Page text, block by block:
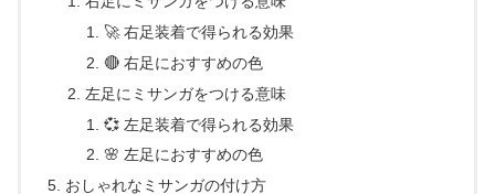
🚀 右足装着で得られる効果
🔴 右足におすすめの色
左足にミサンガをつける意味
💞 左足装着で得られる効果
🌸 左足におすすめの色
おしゃれなミサンガの付け方